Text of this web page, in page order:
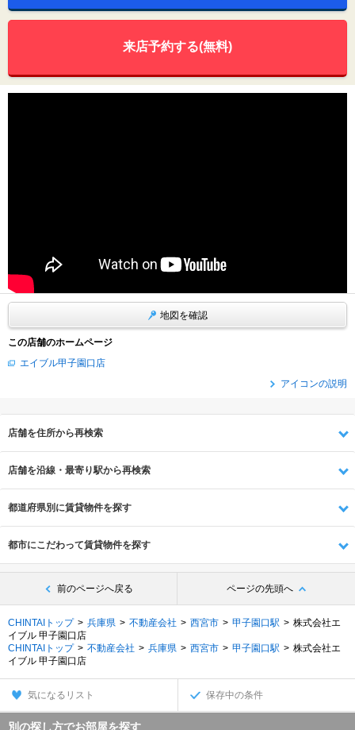
来店予約する(無料)
地図を確認
この店舗のホームページ
エイブル甲子園口店
アイコンの説明
店舗を住所から再検索
店舗を沿線・最寄り駅から再検索
都道府県別に賃貸物件を探す
都市にこだわって賃貸物件を探す
前のページへ戻る ページの先頭へ
CHINTAIトップ 兵庫県 不動産会社 西宮市 甲子園口駅
株式会社エ
イブル 甲子園口店
CHINTAIトップ
不動産会社 兵庫県 西宮市 甲子園口駅
株式会社エ
イブル 甲子園口店
気になるリスト 保存中の条件
別の探し方でお部屋を探す